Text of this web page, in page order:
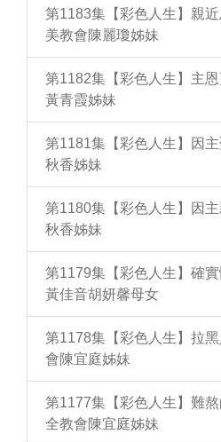
第1183集【彩色人生】親
美教會陳麗瓊姊妹
第1182集【彩色人生】主
黃青霞姊妹
第1181集【彩色人生】因
秋香姊妹
第1180集【彩色人生】因
秋香姊妹
第1179集【彩色人生】確
黃佳音胡妍馨母女
第1178集【彩色人生】拉
會陳宜庭姊妹
第1177集【彩色人生】難
全教會陳宜庭姊妹